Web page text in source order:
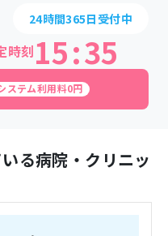
24時間365日受付中
時刻15:35
ステム利用料0円
る病院・クリニッ